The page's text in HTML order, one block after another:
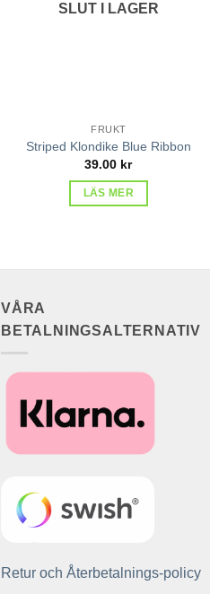
SLUT I LAGER
FRUKT
Striped Klondike Blue Ribbon
39.00 kr
LÄS MER
VÅRA
BETALNINGSALTERNATIV
Retur och Återbetalnings-policy